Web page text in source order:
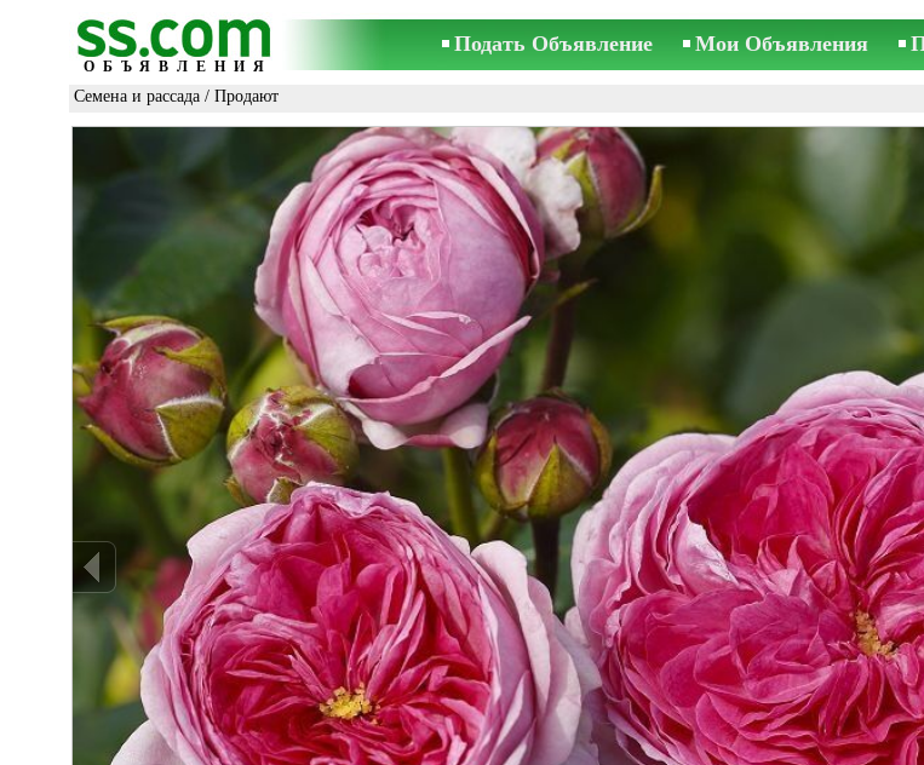
ОБЪЯВЛЕНИЯ
Подать Объявление Мои Объявления
Семена и рассада / Продают